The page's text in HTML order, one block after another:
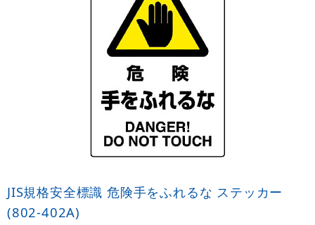
JIS規格安全標識 危険手をふれるな ステッカー
(802-402A)